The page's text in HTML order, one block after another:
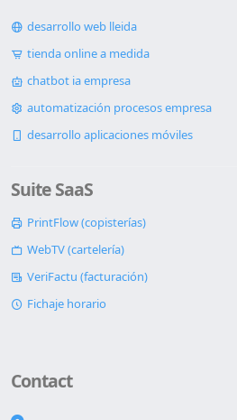
desarrollo web lleida
tienda online a medida
chatbot ia empresa
automatización procesos empresa
desarrollo aplicaciones móviles
Suite SaaS
PrintFlow (copisterías)
WebTV (cartelería)
VeriFactu (facturación)
Fichaje horario
Contact